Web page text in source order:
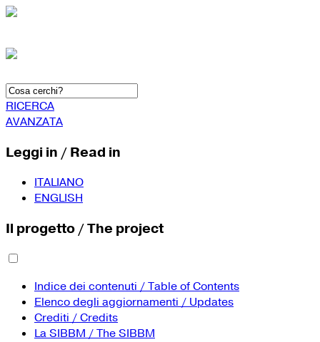
RICERCA
AVANZATA
Leggi in / Read in
ITALIANO
ENGLISH
Il progetto / The project
Indice dei contenuti / Table of Contents
Elenco degli aggiornamenti / Updates
Crediti / Credits
La SIBBM / The SIBBM